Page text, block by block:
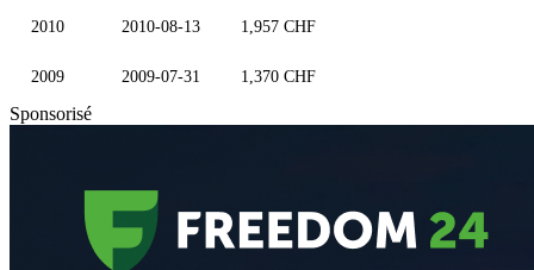
2010 2010-08-13 1,957 CHF
2009 2009-07-31 1,370 CHF
Sponsorisé